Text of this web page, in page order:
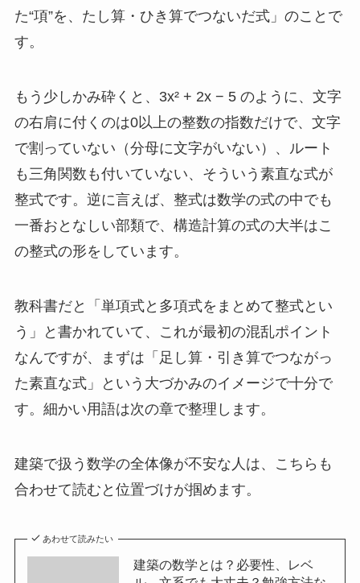
た“項”を、たし算・ひき算でつないだ式」のことで
す。
もう少しかみ砕くと、3x² + 2x − 5 のように、文字
の右肩に付くのは0以上の整数の指数だけで、文字
で割っていない（分母に文字がいない）、ルート
も三角関数も付いていない、そういう素直な式が
整式です。逆に言えば、整式は数学の式の中でも
一番おとなしい部類で、構造計算の式の大半はこ
の整式の形をしています。
教科書だと「単項式と多項式をまとめて整式とい
う」と書かれていて、これが最初の混乱ポイント
なんですが、まずは「足し算・引き算でつながっ
た素直な式」という大づかみのイメージで十分で
す。細かい用語は次の章で整理します。
建築で扱う数学の全体像が不安な人は、こちらも
合わせて読むと位置づけが掴めます。
あわせて読みたい
建築の数学とは？必要性、レベ